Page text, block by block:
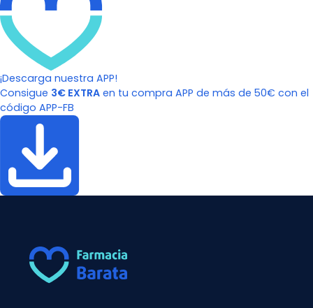
¡Descarga nuestra APP!
Consigue 3€ EXTRA en tu compra APP de más de 50€ con el
código APP-FB